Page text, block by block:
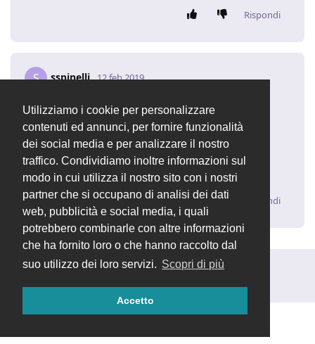
Utilizziamo i cookie per personalizzare
contenuti ed annunci, per fornire funzionalità
dei social media e per analizzare il nostro
traffico. Condividiamo inoltre informazioni sul
modo in cui utilizza il nostro sito con i nostri
partner che si occupano di analisi dei dati
web, pubblicità e social media, i quali
potrebbero combinarle con altre informazioni
che ha fornito loro o che hanno raccolto dal
suo utilizzo dei loro servizi. Scopri di più
Accetto
Rispondi
S sspinelli 12 feb 2019
Quella la trovo una cosa comprensibile se partisse
dall'802, invece riparte dall'uno.
Devo per forza aspettare la nuova versione quindi?
Non c'è una sezione dove poter modificare i
numeratori?
Rispondi
Rispondi alla discussione...